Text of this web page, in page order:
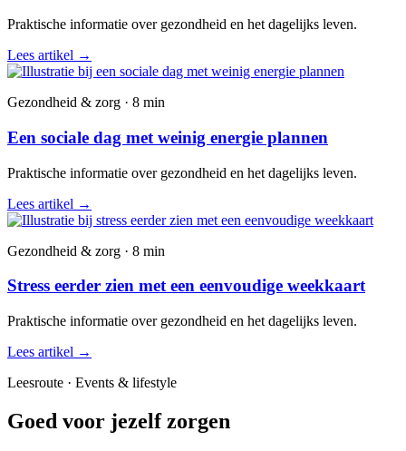
Praktische informatie over gezondheid en het dagelijks leven.
Lees artikel →
Gezondheid & zorg · 8 min
Een sociale dag met weinig energie plannen
Praktische informatie over gezondheid en het dagelijks leven.
Lees artikel →
Gezondheid & zorg · 8 min
Stress eerder zien met een eenvoudige weekkaart
Praktische informatie over gezondheid en het dagelijks leven.
Lees artikel →
Leesroute · Events & lifestyle
Goed voor jezelf zorgen